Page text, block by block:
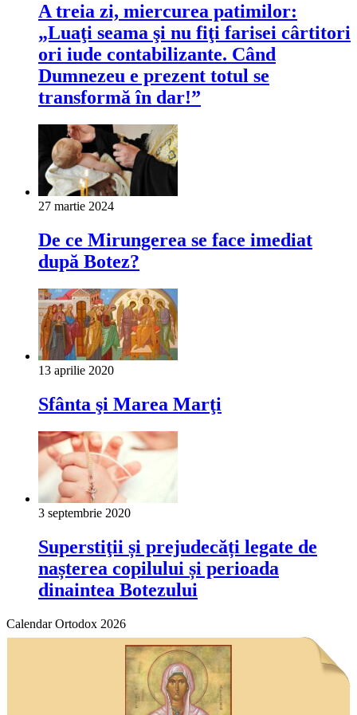
A treia zi, miercurea patimilor:
„Luaţi seama şi nu fiţi farisei cârtitori
ori iude contabilizante. Când
Dumnezeu e prezent totul se
transformă în dar!”
27 martie 2024
De ce Mirungerea se face imediat
după Botez?
13 aprilie 2020
Sfânta şi Marea Marţi
3 septembrie 2020
Superstiţii și prejudecăți legate de
nașterea copilului și perioada
dinaintea Botezului
Calendar Ortodox 2026